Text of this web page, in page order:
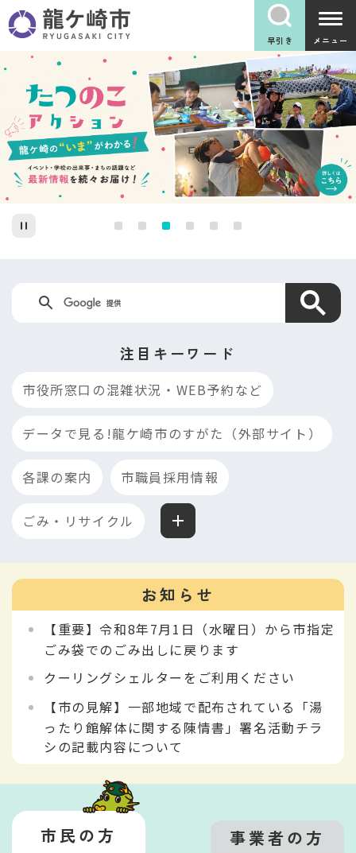
の
ペ
す
早引き メニュー
文
ら
ー
検
索
注目キーワード
市役所窓口の混雑状況・WEB予約など
データで見る!龍ケ崎市のすがた（外部サイト）
各課の案内 市職員採用情報
ごみ・リサイクル
お知らせ
【重要】令和8年7月1日（水曜日）から市指定
ごみ袋でのごみ出しに戻ります
クーリングシェルターをご利用ください
【市の見解】一部地域で配布されている「湯
ったり館解体に関する陳情書」署名活動チラ
シの記載内容について
市民の方 事業者の方